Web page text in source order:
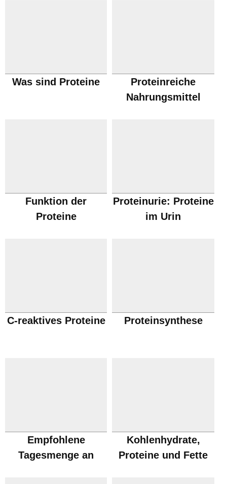
Was sind Proteine
Proteinreiche
Nahrungsmittel
Funktion der
Proteine
Proteinurie: Proteine
im Urin
C-reaktives Proteine Proteinsynthese
Empfohlene
Tagesmenge an
Kohlenhydrate,
Proteine und Fette